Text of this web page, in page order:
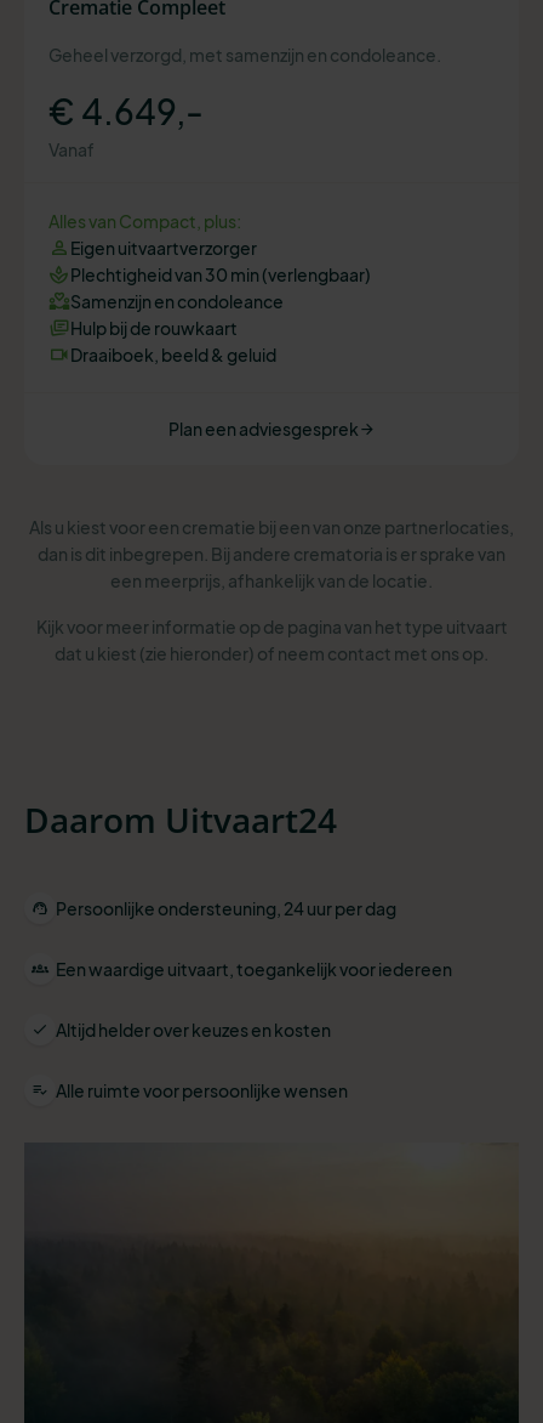
Crematie Compleet
Geheel verzorgd, met samenzijn en condoleance.
€ 4.649,-
Vanaf
Alles van Compact, plus:
Eigen uitvaartverzorger
Plechtigheid van 30 min (verlengbaar)
Samenzijn en condoleance
Hulp bij de rouwkaart
Draaiboek, beeld & geluid
Plan een adviesgesprek
Als u kiest voor een crematie bij een van onze partnerlocaties,
dan is dit inbegrepen. Bij andere crematoria is er sprake van
een meerprijs, afhankelijk van de locatie.
Kijk voor meer informatie op de pagina van het type uitvaart
dat u kiest (zie hieronder) of neem contact met ons op.
Daarom Uitvaart24
Persoonlijke ondersteuning, 24 uur per dag
Een waardige uitvaart, toegankelijk voor iedereen
Altijd helder over keuzes en kosten
Alle ruimte voor persoonlijke wensen